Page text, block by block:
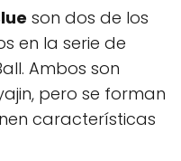
son dos de los
en la serie de
Ambos son
pero se forman
características